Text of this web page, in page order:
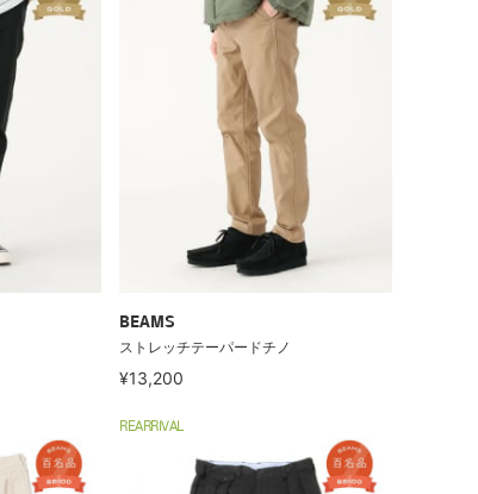
BEAMS
ストレッチテーパードチノ
¥13,200
REARRIVAL